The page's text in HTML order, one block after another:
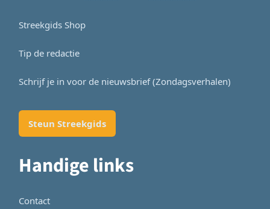
Streekgids Shop
Tip de redactie
Schrijf je in voor de nieuwsbrief (Zondagsverhalen)
Steun Streekgids
Handige links
Contact